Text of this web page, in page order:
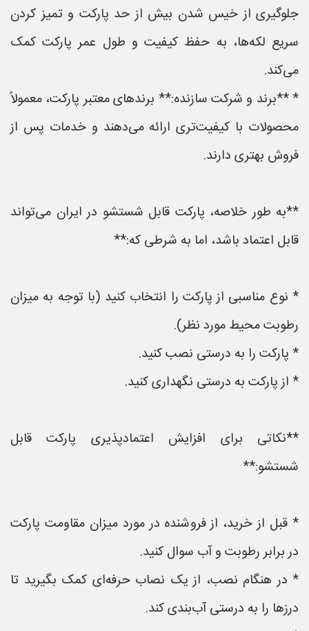
جلوگیری از خیس شدن بیش از حد پارکت و تمیز کردن
سریع لکه‌ها، به حفظ کیفیت و طول عمر پارکت کمک
می‌کند.
* **برند و شرکت سازنده:** برندهای معتبر پارکت، معمولاً
محصولات با کیفیت‌تری ارائه می‌دهند و خدمات پس از
فروش بهتری دارند.
**به طور خلاصه، پارکت قابل شستشو در ایران می‌تواند
قابل اعتماد باشد، اما به شرطی که:**
* نوع مناسبی از پارکت را انتخاب کنید (با توجه به میزان
رطوبت محیط مورد نظر).
* پارکت را به درستی نصب کنید.
* از پارکت به درستی نگهداری کنید.
**نکاتی برای افزایش اعتمادپذیری پارکت قابل
شستشو:**
* قبل از خرید، از فروشنده در مورد میزان مقاومت پارکت
در برابر رطوبت و آب سوال کنید.
* در هنگام نصب، از یک نصاب حرفه‌ای کمک بگیرید تا
درزها را به درستی آب‌بندی کند.